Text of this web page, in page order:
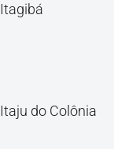
Itagibá
Itaju do Colônia